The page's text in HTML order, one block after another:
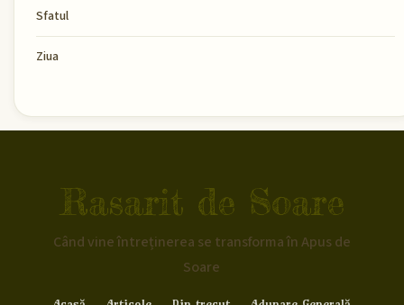
Sfatul
Ziua
Rasarit de Soare
Când vine întreținerea se transforma în Apus de
Soare